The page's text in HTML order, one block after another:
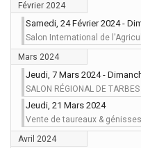
Février 2024
Samedi, 24 Février 2024 -
Salon International de
Mars 2024
Jeudi, 7 Mars 2024 -
SALON RÉGIONAL DE TARBES
Jeudi, 21 Mars 2024
Vente de taureaux & génisses
Avril 2024